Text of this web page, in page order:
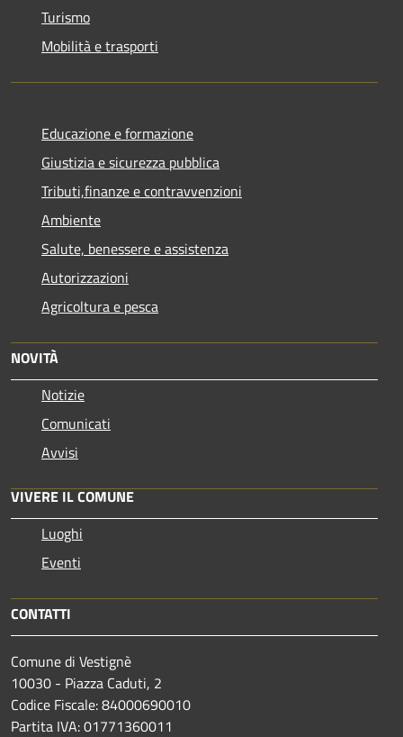
Turismo
Mobilità e trasporti
Educazione e formazione
Giustizia e sicurezza pubblica
Tributi,finanze e contravvenzioni
Ambiente
Salute, benessere e assistenza
Autorizzazioni
Agricoltura e pesca
NOVITÀ
Notizie
Comunicati
Avvisi
VIVERE IL COMUNE
Luoghi
Eventi
CONTATTI
Comune di Vestignè
10030 - Piazza Caduti, 2
Codice Fiscale: 84000690010
Partita IVA: 01771360011